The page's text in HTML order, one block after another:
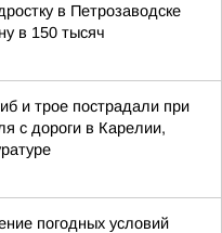
в Петрозаводске
в 150 тысяч
и трое пострадали при
с дороги в Карелии,
погодных условий